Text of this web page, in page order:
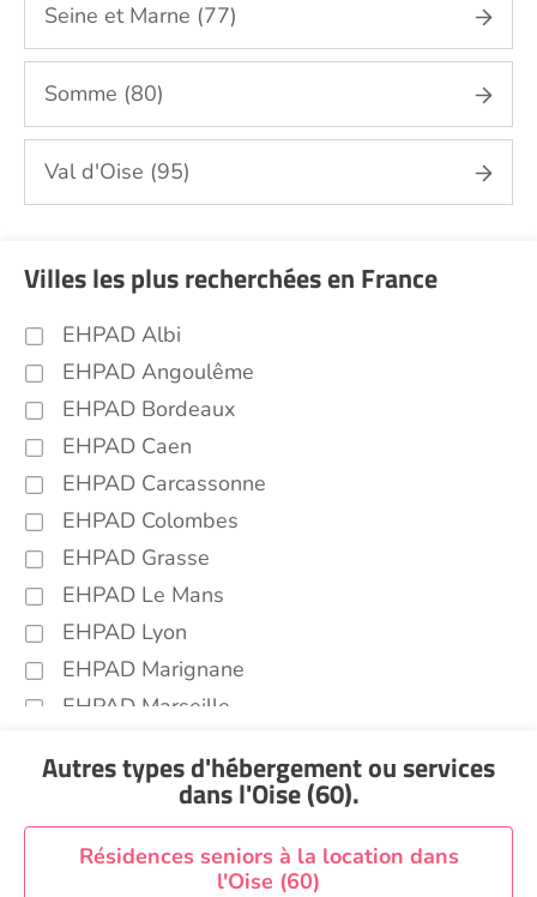
Seine et Marne (77)
Somme (80)
Val d'Oise (95)
Villes les plus recherchées en France
EHPAD Albi
EHPAD Angoulême
EHPAD Bordeaux
EHPAD Caen
EHPAD Carcassonne
EHPAD Colombes
EHPAD Grasse
EHPAD Le Mans
EHPAD Lyon
EHPAD Marignane
EHPAD Marseille
EHPAD Nantes
EHPAD Paris
Autres types d'hébergement ou services
dans l'Oise (60).
Résidences seniors à la location dans
l'Oise (60)